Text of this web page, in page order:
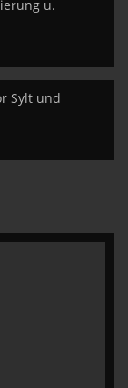
u.
Sylt und